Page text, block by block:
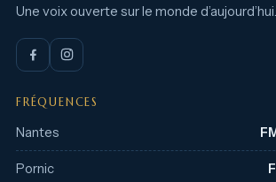
Une voix ouverte sur le monde d’aujourd’hui.
FRÉQUENCES
Nantes
Pornic